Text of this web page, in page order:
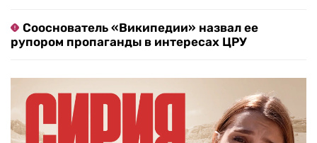
Сооснователь «Википедии» назвал ее
рупором пропаганды в интересах ЦРУ